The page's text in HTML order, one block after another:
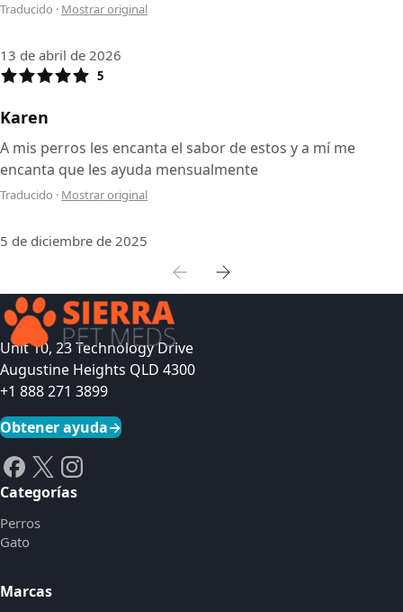
Traducido · Mostrar original
13 de abril de 2026
5
Karen
A mis perros les encanta el sabor de estos y a mí me
encanta que les ayuda mensualmente
Traducido · Mostrar original
5 de diciembre de 2025
Unit 10, 23 Technology Drive
Augustine Heights QLD 4300
+1 888 271 3899
Obtener ayuda→
Categorías
Perros
Gato
Marcas